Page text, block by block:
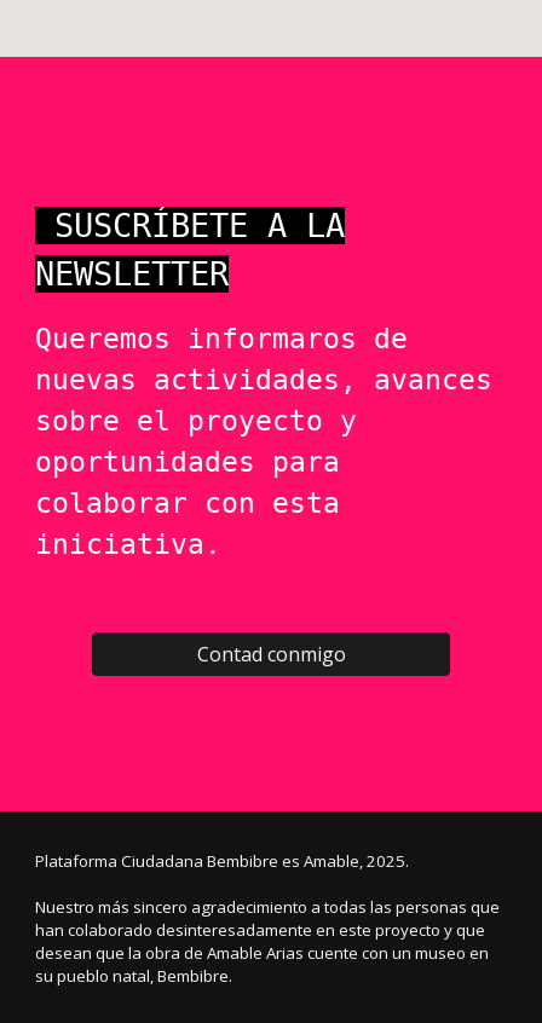
SUSCRÍBETE A LA
NEWSLETTER
Queremos informaros de
nuevas actividades, avances
sobre el proyecto y
oportunidades para
colaborar con esta
iniciativa.
Contad conmigo
Plataforma Ciudadana Bembibre es Amable, 2025.
Nuestro más sincero agradecimiento a todas las personas que
han colaborado desinteresadamente en este proyecto y que
desean que la obra de Amable Arias cuente con un museo en
su pueblo natal, Bembibre.